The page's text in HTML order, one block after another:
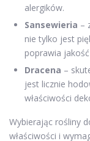
alergików.
Sansewieria –
nie tylko jest
poprawia
Dracena –
jest licznie
właściwości
Wybierając rośliny
właściwości i